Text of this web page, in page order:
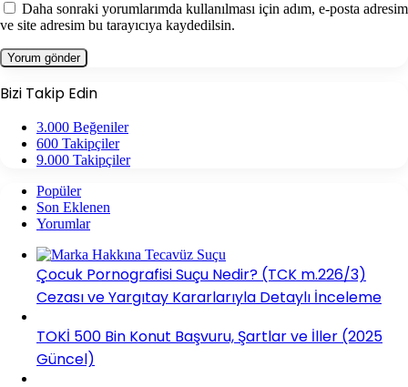
Daha sonraki yorumlarımda kullanılması için adım, e-posta adresim
ve site adresim bu tarayıcıya kaydedilsin.
Bizi Takip Edin
3.000 Beğeniler
600 Takipçiler
9.000 Takipçiler
Popüler
Son Eklenen
Yorumlar
Çocuk Pornografisi Suçu Nedir? (TCK m.226/3)
Cezası ve Yargıtay Kararlarıyla Detaylı İnceleme
TOKİ 500 Bin Konut Başvuru, Şartlar ve İller (2025
Güncel)